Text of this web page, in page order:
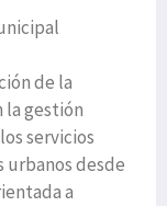
de la
la gestión
servicios
urbanos desde
a